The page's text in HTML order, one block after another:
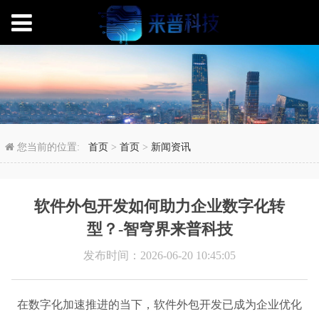
软件外包开发如何助力
您当前的位置:首页 >首页 > 新闻资讯
软件外包开发如何助力企业数字化转
型？-智穹界来普科技
发布时间：2026-06-20 10:45:05
在数字化加速推进的当下，软件外包开发已成为企业优化